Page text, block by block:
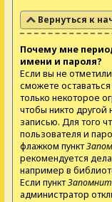
Вернуться к
Почему мне
имени и пароля?
Если вы не
сможете
только некоторое
чтобы никто другой
записью. Для того
пользователя и
флажком пункт
рекомендуется
например в
Если пункт
администратор